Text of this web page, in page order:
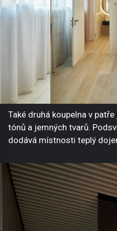
Také druhá koupelna v
tónů a jemných tvarů.
dodává místnosti teplý